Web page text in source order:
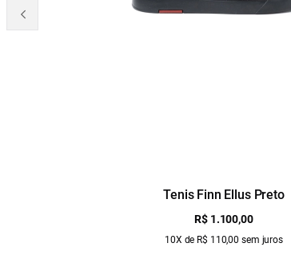
Tenis Finn Ellus Preto
R$ 1.100,00
10X de R$ 110,00 sem juros